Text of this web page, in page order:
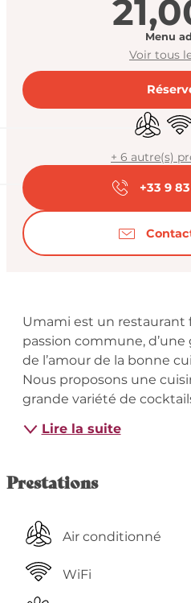
Menu
Voir tous
Air
+ 6 autre(s)
+33 9
Umami est un restaurant
passion commune,
de l’amour de la bonne
Nous proposons une
grande variété de
Lire la suite
Prestations
Air conditionné
WiFi